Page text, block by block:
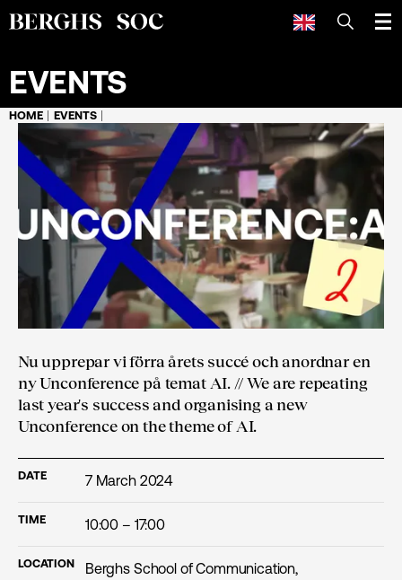
SEARCH
EVENTS
HOME EVENTS
Nu upprepar vi förra årets succé och anordnar en
ny Unconference på temat AI. // We are repeating
last year's success and organising a new
Unconference on the theme of AI.
DATE 7 March 2024
TIME 10:00 – 17:00
LOCATION
Berghs School of Communication,